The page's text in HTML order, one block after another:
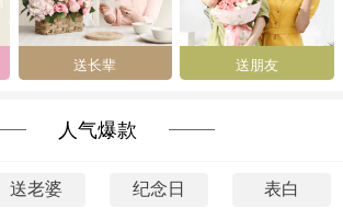
送长辈 送朋友
人气爆款
送老婆 纪念日 表白